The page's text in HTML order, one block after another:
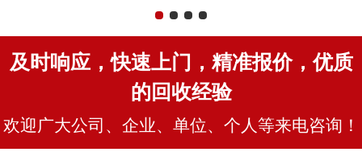
及时响应，快速上门，精准报价，优质
的回收经验
欢迎广大公司、企业、单位、个人等来电咨询！